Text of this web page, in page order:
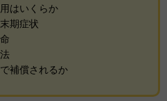
はいくらか
期症状
補償されるか